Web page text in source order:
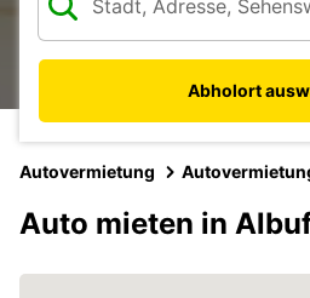
Abholort
Autovermietung
Auto mieten in